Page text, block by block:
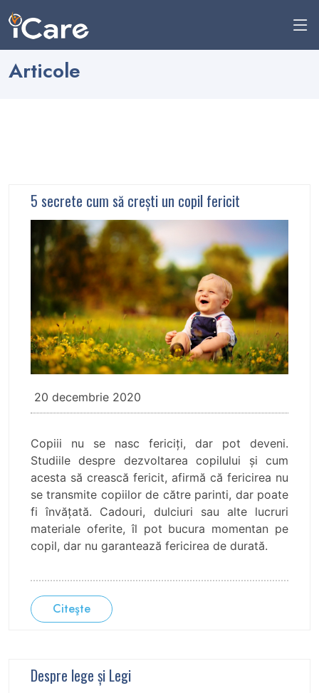
Articole
5 secrete cum să crești un copil fericit
20 decembrie 2020
Copiii nu se nasc fericiţi, dar pot deveni.
Studiile despre dezvoltarea copilului și cum
acesta să crească fericit, afirmă că fericirea nu
se transmite copiilor de către parinti, dar poate
fi învățată. Cadouri, dulciuri sau alte lucruri
materiale oferite, îl pot bucura momentan pe
copil, dar nu garantează fericirea de durată.
Citeşte
Despre lege și Legi